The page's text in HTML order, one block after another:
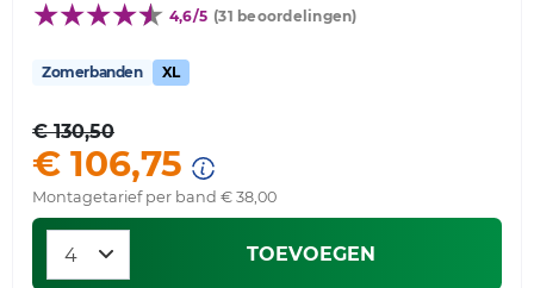
4,6/5 (31 beoordelingen)
Zomerbanden XL
€ 130,50
€ 106,75
Montagetarief per band € 38,00
TOEVOEGEN